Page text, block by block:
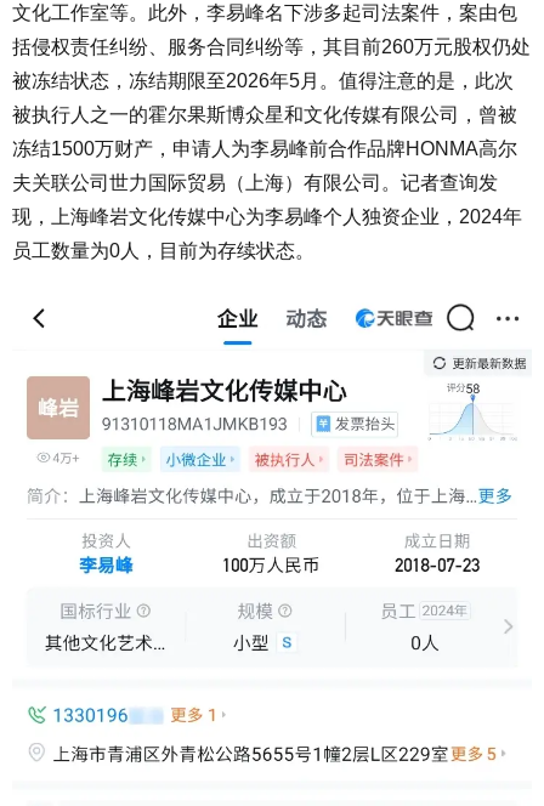
文化工作室等。此外，李易峰名下涉多起司法案件，案由包
括侵权责任纠纷、服务合同纠纷等，其目前260万元股权仍处
被冻结状态，冻结期限至2026年5月。值得注意的是，此次
被执行人之一的霍尔果斯博众星和文化传媒有限公司，曾被
冻结1500万财产，申请人为李易峰前合作品牌HONMA高尔
夫关联公司世力国际贸易（上海）有限公司。记者查询发
现，上海峰岩文化传媒中心为李易峰个人独资企业，2024年
员工数量为0人，目前为存续状态。